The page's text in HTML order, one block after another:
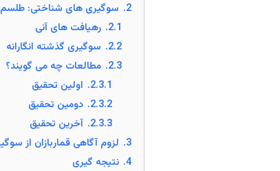
2. سوگیری های شناختی:
2.1. رهیافت های آنی
2.2. سوگیری گذشته انگارانه
2.3. مطالعات چه می گویند؟
2.3.1. اولین تحقیق
2.3.2. دومین تحقیق
2.3.3. آخرین تحقیق
3. لزوم آگاهی قماربازان از
4. نتیجه گیری